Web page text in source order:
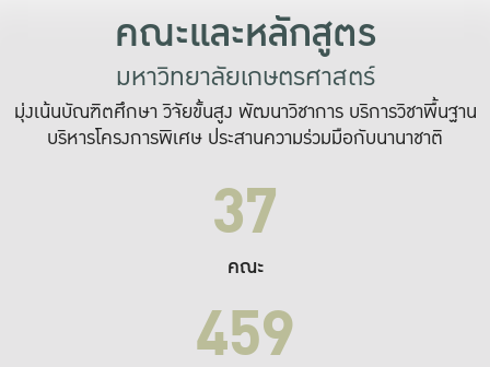
คณะและหลักสูตร
มหาวิทยาลัยเกษตรศาสตร์
มุ่งเน้นบัณฑิตศึกษา วิจัยขั้นสูง พัฒนาวิชาการ บริการวิชาพื้นฐาน
บริหารโครงการพิเศษ ประสานความร่วมมือกับนานาชาติ
37
คณะ
459